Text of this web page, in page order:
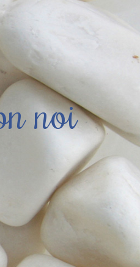
noi